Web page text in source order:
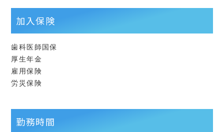
加入保険
歯科医師国保
厚生年金
雇用保険
労災保険
勤務時間